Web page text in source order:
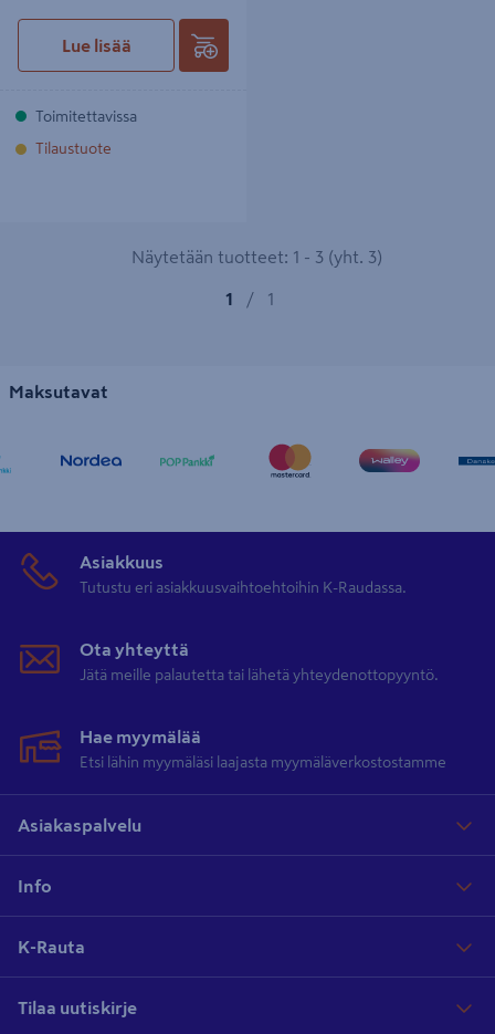
Lue lisää
Toimitettavissa
Tilaustuote
Näytetään tuotteet: 1 - 3 (yht. 3)
1 / 1
Maksutavat
Asiakkuus
Tutustu eri asiakkuusvaihtoehtoihin K-Raudassa.
Ota yhteyttä
Jätä meille palautetta tai lähetä yhteydenottopyyntö.
Hae myymälää
Etsi lähin myymäläsi laajasta myymäläverkostostamme
Asiakaspalvelu
Info
K-Rauta
Tilaa uutiskirje